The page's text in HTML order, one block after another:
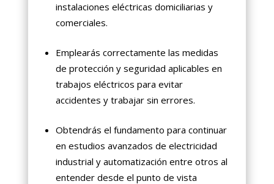
instalaciones eléctricas domiciliarias y
comerciales.
Emplearás correctamente las medidas
de protección y seguridad aplicables en
trabajos eléctricos para evitar
accidentes y trabajar sin errores.
Obtendrás el fundamento para continuar
en estudios avanzados de electricidad
industrial y automatización entre otros al
entender desde el punto de vista